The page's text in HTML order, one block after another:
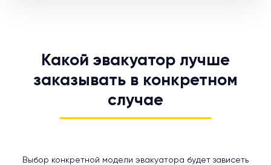
Какой эвакуатор лучше
заказывать в конкретном
случае
Выбор конкретной модели эвакуатора будет зависеть